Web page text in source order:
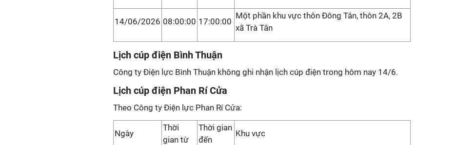
14/06/2026 08:00:00 17:00:00
Một phần khu vực thôn Đông Tân, thôn 2A, 2B
xã Trà Tân
Lịch cúp điện Bình Thuận
Công ty Điện lực Bình Thuận không ghi nhận lịch cúp điện trong hôm nay 14/6.
Lịch cúp điện Phan Rí Cửa
Theo Công ty Điện lực Phan Rí Cửa:
Ngày
Thời
gian từ
Thời gian
đến
Khu vực